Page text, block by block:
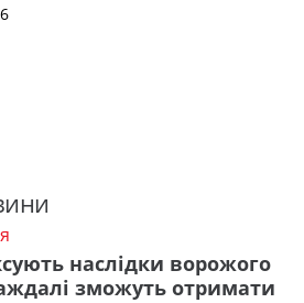
наслідки ворожого
зможуть отримати